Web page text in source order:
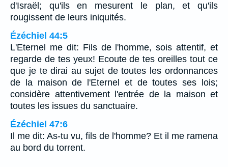
d'Israël; qu'ils en mesurent le plan, et qu'ils
rougissent de leurs iniquités.
Ézéchiel 44:5
L'Eternel me dit: Fils de l'homme, sois attentif, et
regarde de tes yeux! Ecoute de tes oreilles tout ce
que je te dirai au sujet de toutes les ordonnances
de la maison de l'Eternel et de toutes ses lois;
considère attentivement l'entrée de la maison et
toutes les issues du sanctuaire.
Ézéchiel 47:6
Il me dit: As-tu vu, fils de l'homme? Et il me ramena
au bord du torrent.